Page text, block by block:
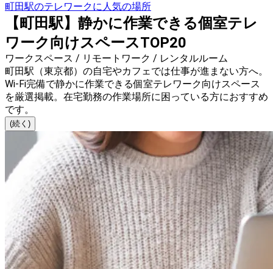
町田駅のテレワークに人気の場所
【町田駅】静かに作業できる個室テレ
ワーク向けスペースTOP20
ワークスペース / リモートワーク / レンタルルーム
町田駅（東京都）の自宅やカフェでは仕事が進まない方へ。
Wi-Fi完備で静かに作業できる個室テレワーク向けスペース
を厳選掲載。在宅勤務の作業場所に困っている方におすすめ
です。
(続く)